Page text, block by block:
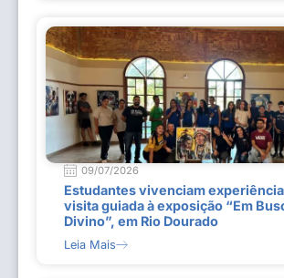
09/07/2026
Estudantes vivenciam
visita guiada à exposição “Em
Divino”, em Rio Dourado
Leia Mais